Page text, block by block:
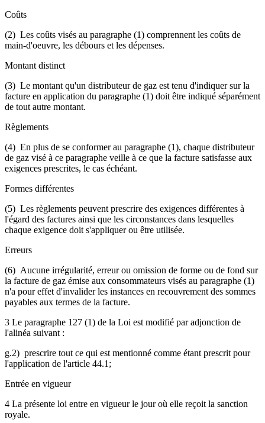
Coûts
(2) Les coûts visés au paragraphe (1) comprennent les coûts de
main-d'oeuvre, les débours et les dépenses.
Montant distinct
(3) Le montant qu'un distributeur de gaz est tenu d'indiquer sur la
facture en application du paragraphe (1) doit être indiqué séparément
de tout autre montant.
Règlements
(4) En plus de se conformer au paragraphe (1), chaque distributeur
de gaz visé à ce paragraphe veille à ce que la facture satisfasse aux
exigences prescrites, le cas échéant.
Formes différentes
(5) Les règlements peuvent prescrire des exigences différentes à
l'égard des factures ainsi que les circonstances dans lesquelles
chaque exigence doit s'appliquer ou être utilisée.
Erreurs
(6) Aucune irrégularité, erreur ou omission de forme ou de fond sur
la facture de gaz émise aux consommateurs visés au paragraphe (1)
n'a pour effet d'invalider les instances en recouvrement des sommes
payables aux termes de la facture.
3 Le paragraphe 127 (1) de la Loi est modifié par adjonction de
l'alinéa suivant :
g.2) prescrire tout ce qui est mentionné comme étant prescrit pour
l'application de l'article 44.1;
Entrée en vigueur
4 La présente loi entre en vigueur le jour où elle reçoit la sanction
royale.